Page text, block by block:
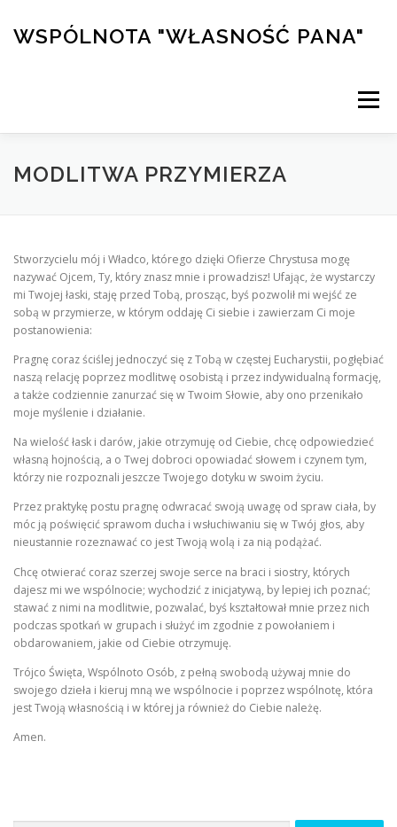
treściWSPÓLNOTA "WŁASNOŚĆ PANA"
Menu
PRZYMIERZE DZIEŁA KALENDARZ
SKLEP/WSPARCIE
MODLITWA PRZYMIERZA
Stworzycielu mój i Władco, którego dzięki Ofierze Chrystusa mogę
nazywać Ojcem, Ty, który znasz mnie i prowadzisz! Ufając, że wystarczy
mi Twojej łaski, staję przed Tobą, prosząc, byś pozwolił mi wejść ze
sobą w przymierze, w którym oddaję Ci siebie i zawierzam Ci moje
postanowienia:
Pragnę coraz ściślej jednoczyć się z Tobą w częstej Eucharystii, pogłębiać
naszą relację poprzez modlitwę osobistą i przez indywidualną formację,
a także codziennie zanurzać się w Twoim Słowie, aby ono przenikało
moje myślenie i działanie.
Na wielość łask i darów, jakie otrzymuję od Ciebie, chcę odpowiedzieć
własną hojnością, a o Twej dobroci opowiadać słowem i czynem tym,
którzy nie rozpoznali jeszcze Twojego dotyku w swoim życiu.
Przez praktykę postu pragnę odwracać swoją uwagę od spraw ciała, by
móc ją poświęcić sprawom ducha i wsłuchiwaniu się w Twój głos, aby
nieustannie rozeznawać co jest Twoją wolą i za nią podążać.
Chcę otwierać coraz szerzej swoje serce na braci i siostry, których
dajesz mi we wspólnocie; wychodzić z inicjatywą, by lepiej ich poznać;
stawać z nimi na modlitwie, pozwalać, byś kształtował mnie przez nich
podczas spotkań w grupach i służyć im zgodnie z powołaniem i
obdarowaniem, jakie od Ciebie otrzymuję.
Trójco Święta, Wspólnoto Osób, z pełną swobodą używaj mnie do
swojego dzieła i kieruj mną we wspólnocie i poprzez wspólnotę, która
jest Twoją własnością i w której ja również do Ciebie należę.
Amen.